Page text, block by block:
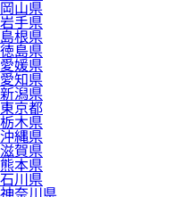
岡山県
岩手県
島根県
徳島県
愛媛県
愛知県
新潟県
東京都
栃木県
沖縄県
滋賀県
熊本県
石川県
神奈川県